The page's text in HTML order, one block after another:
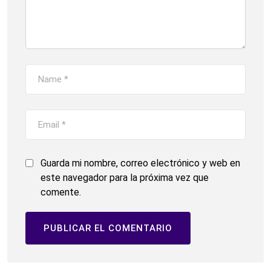
Guarda mi nombre, correo electrónico y web en
este navegador para la próxima vez que
comente.